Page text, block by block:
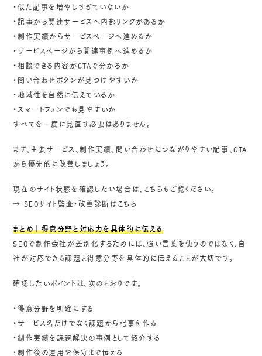
・似た記事を増やしすぎていないか
・記事から関連サービスへ内部リンクがあるか
・制作実績からサービスページへ進めるか
・サービスページから関連事例へ進めるか
・相談できる内容がCTAで分かるか
・問い合わせボタンが見つけやすいか
・地域性を自然に伝えているか
・スマートフォンでも見やすいか
すべてを一度に見直す必要はありません。
まず、主要サービス、制作実績、問い合わせにつながりやすい記事、CTA
から優先的に改善しましょう。
現在のサイト状態を確認したい場合は、こちらもご覧ください。
→ SEOサイト監査・改善診断はこちら
まとめ｜得意分野と対応力を具体的に伝える
SEOで制作会社が差別化するためには、強い言葉を使うのではなく、自
社が対応できる課題と得意分野を具体的に伝えることが大切です。
確認したいポイントは、次のとおりです。
・得意分野を明確にする
・サービス名だけでなく課題から記事を作る
・制作実績を課題解決の事例として紹介する
・制作後の運用や保守まで伝える